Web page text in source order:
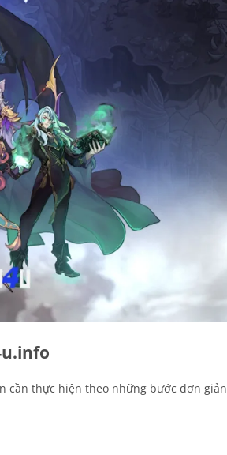
cần thực hiện theo những bước đơn giản